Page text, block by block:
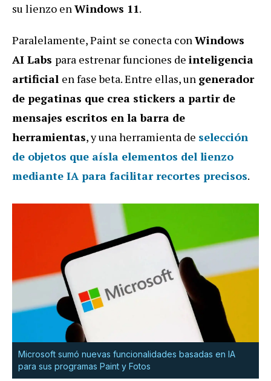
su lienzo enWindows 11.
Paralelamente, Paint se conecta conWindows
AI Labs para estrenar funciones de inteligencia
artificial en fase beta. Entre ellas, un generador
de pegatinas que crea stickers a partir de
mensajes escritos en la barra de
herramientas, y una herramienta de selección
de objetos que aísla elementos del lienzo
mediante IA para facilitar recortes precisos.
Microsoft sumó nuevas funcionalidades basadas en IA
para sus programas Paint y Fotos